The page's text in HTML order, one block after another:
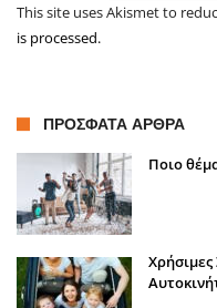
This site uses Akismet to
is processed.
ΠΡΌΣΦΑΤΑ ΆΡΘΡΑ
Ποιο
Χρήσιμες